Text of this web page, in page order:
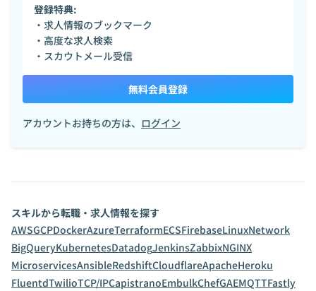
登録特典:
・求人情報のブックマーク
・高度な求人検索
・スカウトメール受信
無料会員登録
アカウントお持ちの方は、 ログイン
スキルから転職・求人情報を探す
AWSGCPDockerAzureTerraformECSFirebaseLinuxNetwork
BigQueryKubernetesDatadogJenkinsZabbixNGINX
MicroservicesAnsibleRedshiftCloudflareApacheHeroku
FluentdTwilioTCP/IPCapistranoEmbulkChefGAEMQTTFastly